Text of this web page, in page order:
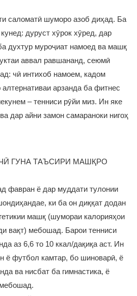
саломатӣ шуморо азоб диҳад. Ба
дуруст хӯрок хӯред, дар
духтур муроҷиат намоед ва машқ
аввал равшананд, сеюмӣ
чӣ интихоб намоем, кадом
арзанда ба фитнес
– тенниси рӯйи миз. Ин яке
дар айни замон самараноки нигоҳ
ГУНА ТАЪСИРИ МАШҚРО
фавран ё дар муддати тулонии
ки ба он диққат додан
машқ (шумораи калорияҳои
вақт) мебошад. Барои тенниси
аз 6,6 то 10 ккал/дақиқа аст. Ин
ё футбол камтар, бо шиноварӣ, ё
ва нисбат ба гимнастика, ё